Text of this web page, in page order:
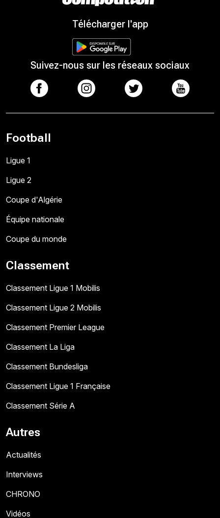
Télécharger l'app
Suivez-nous sur les réseaux sociaux
Football
Ligue 1
Ligue 2
Coupe d'Algérie
Équipe nationale
Coupe du monde
Classement
Classement Ligue 1 Mobilis
Classement Ligue 2 Mobilis
Classement Premier League
Classement La Liga
Classement Bundesliga
Classement Ligue 1 Française
Classement Série A
Autres
Actualités
Interviews
CHRONO
Vidéos